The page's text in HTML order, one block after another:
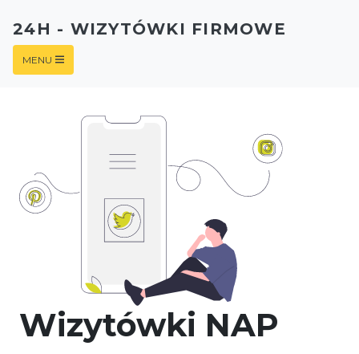
Wizytówki NAP
24H - WIZYTÓWKI FIRMOWE
MENU